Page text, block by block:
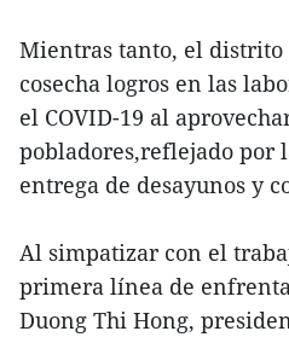
Mientras tanto, el
cosecha logros en las
el COVID-19 al
pobladores,reflejado por
entrega de desayunos y
Al simpatizar con el
primera línea de
Duong Thi Hong,